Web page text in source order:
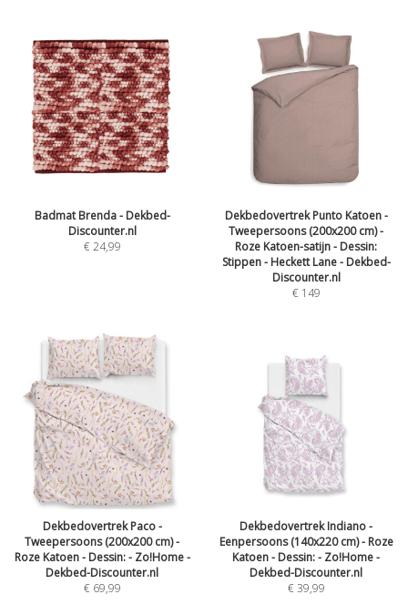
Badmat Brenda - Dekbed-
Discounter.nl
€24,99
Dekbedovertrek Punto Katoen -
Tweepersoons (200x200 cm) -
Roze Katoen-satijn - Dessin:
Stippen - Heckett Lane - Dekbed-
Discounter.nl
€ 149
Dekbedovertrek Paco -
Tweepersoons (200x200 cm) -
Roze Katoen - Dessin: - Zo!Home -
Dekbed-Discounter.nl
€ 69,99
Dekbedovertrek Indiano -
Eenpersoons (140x220 cm) - Roze
Katoen - Dessin: - Zo!Home -
Dekbed-Discounter.nl
€39,99